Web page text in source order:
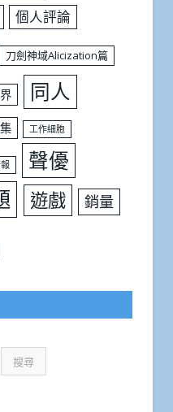
個人評論
刀劍神域Alicization篇
同人
工作細胞
聲優
遊戲 銷量